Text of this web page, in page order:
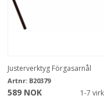
Justerverktyg Förgasarnål
Artnr: B20379
589 NOK 1-7